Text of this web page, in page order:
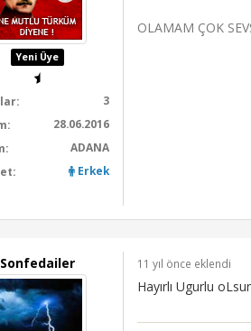
Yeni Üye
3
28.06.2016
ADANA
Erkek
OLAMAM ÇOK
Sonfedailer 11 yıl önce eklendi
Hayırlı Ugurlu